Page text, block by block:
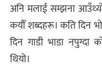
अनि मलाई सम्झना
कयौँ शब्दहरू। कति दिन
दिन गाडी भाडा नपुग्दा
थियो।